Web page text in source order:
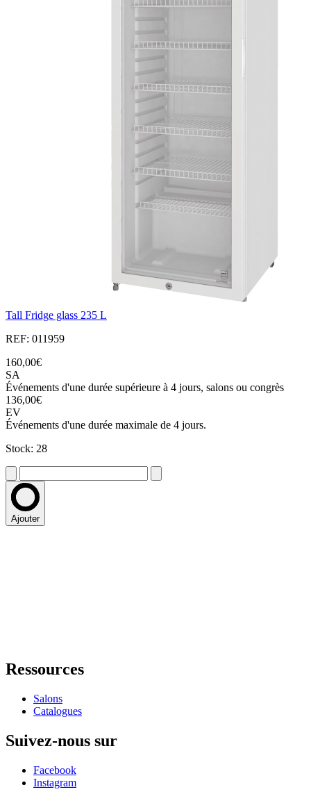
Tall Fridge glass 235 L
REF: 011959
160,00€
SA
Événements d'une durée supérieure à 4 jours, salons ou congrès
136,00€
EV
Événements d'une durée maximale de 4 jours.
Stock: 28
Ajouter
Ressources
Salons
Catalogues
Suivez-nous sur
Facebook
Instagram